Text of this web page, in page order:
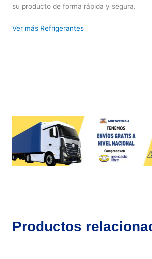
su producto de forma rápida y segura.
Ver más Refrigerantes
Productos